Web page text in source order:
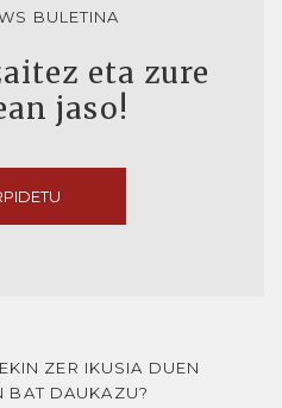
BULETINA
eta zure
jaso!
ZER IKUSIA DUEN
BAT DAUKAZU?